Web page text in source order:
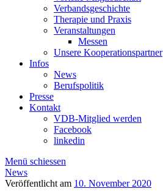
Verbandsgeschichte
Therapie und Praxis
Veranstaltungen
Messen
Unsere Kooperationspartner
Infos
News
Berufspolitik
Presse
Kontakt
VDB-Mitglied werden
Facebook
linkedin
Menü schiessen
News
Veröffentlicht am 10. November 2020